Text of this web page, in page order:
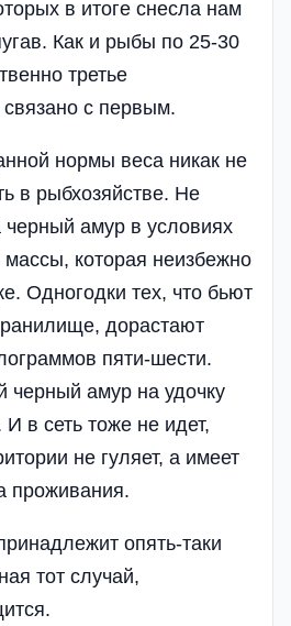
в итоге снесла нам
Как и рыбы по 25-30
третье
с первым.
нормы веса никак не
в рыбхозяйстве. Не
черный амур в условиях
массы, которая неизбежно
Одногодки тех, что бьют
дорастают
пяти-шести.
черный амур на удочку
И в сеть тоже не идет,
не гуляет, а имеет
проживания.
опять-таки
тот случай,